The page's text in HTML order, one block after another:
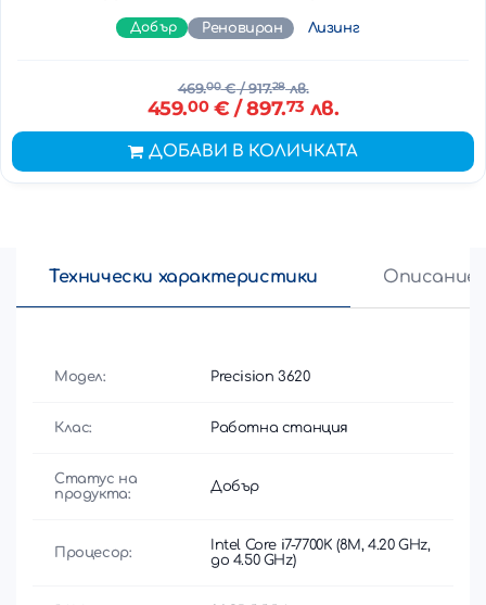
Добър Реновиран Лизинг
469.00€/ 917.28лв.
459.00€ / 897.73 лв.
ДОБАВИ В КОЛИЧКАТА
Технически характеристики Описание
Модел: Precision 3620
Клас: Работна станция
Статус на
продукта:
Добър
Процесор:
Intel Core i7-7700K (8M, 4.20 GHz,
до 4.50 GHz)